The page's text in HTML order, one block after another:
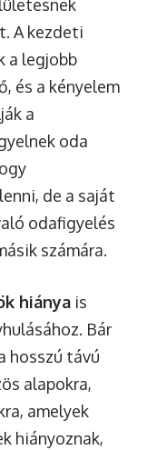
A kezdeti
a legjobb
és a kényelem
a
oda
de a saját
odafigyelés
számára.
hiánya is
Bár
hosszú távú
alapokra,
amelyek
hiányoznak,